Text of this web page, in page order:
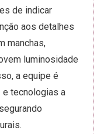
de indicar
aos detalhes
manchas,
luminosidade
a equipe é
e tecnologias a